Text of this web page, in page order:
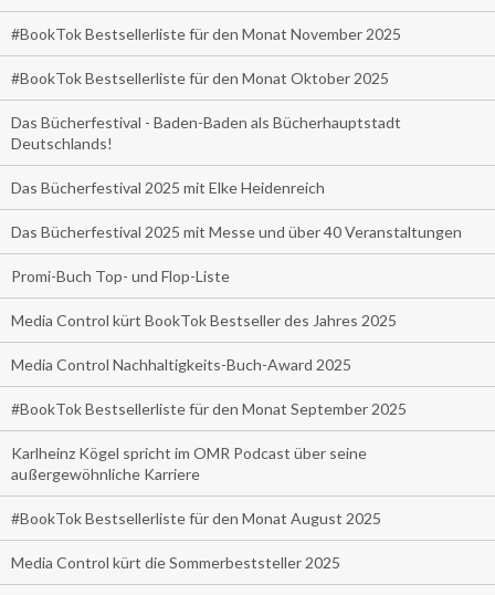
#BookTok Bestsellerliste für den Monat November 2025
#BookTok Bestsellerliste für den Monat Oktober 2025
Das Bücherfestival - Baden-Baden als Bücherhauptstadt
Deutschlands!
Das Bücherfestival 2025 mit Elke Heidenreich
Das Bücherfestival 2025 mit Messe und über 40 Veranstaltungen
Promi-Buch Top- und Flop-Liste
Media Control kürt BookTok Bestseller des Jahres 2025
Media Control Nachhaltigkeits-Buch-Award 2025
#BookTok Bestsellerliste für den Monat September 2025
Karlheinz Kögel spricht im OMR Podcast über seine
außergewöhnliche Karriere
#BookTok Bestsellerliste für den Monat August 2025
Media Control kürt die Sommerbeststeller 2025